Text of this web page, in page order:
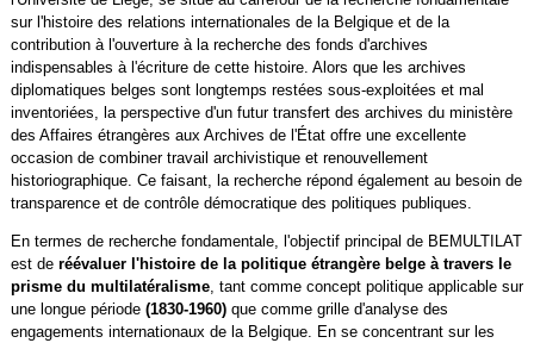
sur l'histoire des relations internationales de la Belgique et de la
contribution à l'ouverture à la recherche des fonds d'archives
indispensables à l'écriture de cette histoire. Alors que les archives
diplomatiques belges sont longtemps restées sous-exploitées et mal
inventoriées, la perspective d'un futur transfert des archives du ministère
des Affaires étrangères aux Archives de l'État offre une excellente
occasion de combiner travail archivistique et renouvellement
historiographique. Ce faisant, la recherche répond également au besoin de
transparence et de contrôle démocratique des politiques publiques.
En termes de recherche fondamentale, l'objectif principal de BEMULTILAT
est deréévaluer l'histoire de la politique étrangère belge à travers le
prisme du multilatéralisme, tant comme concept politique applicable sur
une longue période (1830-1960) que comme grille d'analyse des
engagements internationaux de la Belgique. En se concentrant sur les